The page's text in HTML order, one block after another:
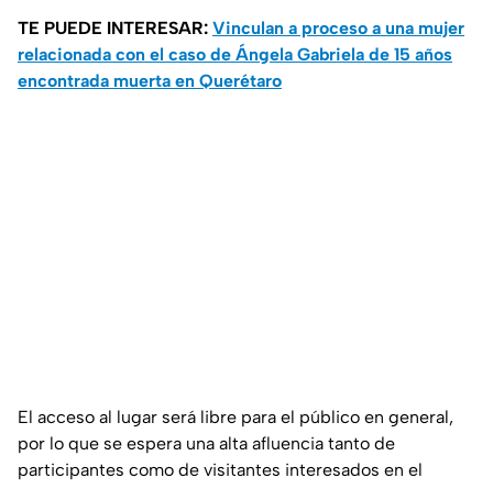
TE PUEDE INTERESAR: Vinculan a proceso a una mujer
relacionada con el caso de Ángela Gabriela de 15 años
encontrada muerta en Querétaro
El acceso al lugar será libre para el público en general,
por lo que se espera una alta afluencia tanto de
participantes como de visitantes interesados en el